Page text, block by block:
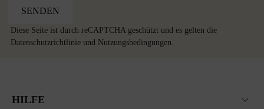
SENDEN
Diese Seite ist durch reCAPTCHA geschützt und es gelten die
Datenschutzrichtlinie und Nutzungsbedingungen.
HILFE